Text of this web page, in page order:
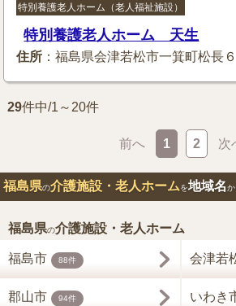
特別養護老人ホーム（老人福祉施設）
特別養護老人ホーム 天生
住所 ：福島県会津若松市一箕町松長
29件中/1～20件
前へ 1 2 次
福島県の介護施設・老人ホームを地域名か
福島県の介護施設・老人ホーム
福島市 88件 会津若
郡山市 94件 いわき